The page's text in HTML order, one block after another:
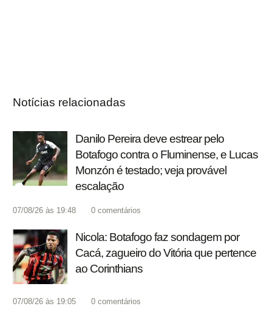
Notícias relacionadas
Danilo Pereira deve estrear pelo
Botafogo contra o Fluminense, e Lucas
Monzón é testado; veja provável
escalação
07/08/26 às 19:48 0 comentários
Nicola: Botafogo faz sondagem por
Cacá, zagueiro do Vitória que pertence
ao Corinthians
07/08/26 às 19:05 0 comentários